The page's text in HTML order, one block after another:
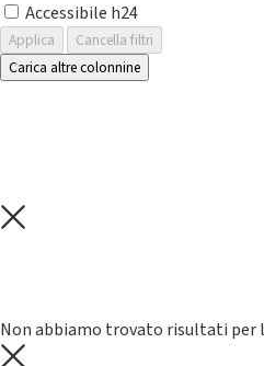
Accessibile h24
Applica
Cancella filtri
Carica altre colonnine
Non abbiamo trovato risultati per